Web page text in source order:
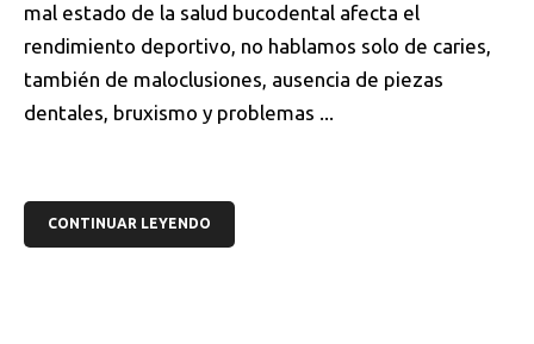
mal estado de la salud bucodental afecta el
rendimiento deportivo, no hablamos solo de caries,
también de maloclusiones, ausencia de piezas
dentales, bruxismo y problemas ...
CONTINUAR LEYENDO